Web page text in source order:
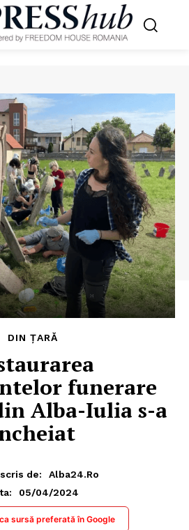
DIN ȚARĂ
funerare
Alba-Iulia s-a
de:
Alba24.ro
05/04/2024
sursă preferată în Google